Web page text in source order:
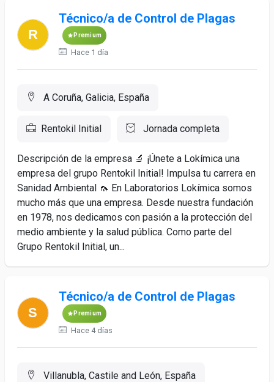
Técnico/a de Control de Plagas
Premium
Hace 1 día
A Coruña, Galicia, España
Rentokil Initial Jornada completa
Descripción de la empresa 🔬 ¡Únete a Lokímica una
empresa del grupo Rentokil Initial! Impulsa tu carrera en
Sanidad Ambiental 🦟 En Laboratorios Lokímica somos
mucho más que una empresa. Desde nuestra fundación
en 1978, nos dedicamos con pasión a la protección del
medio ambiente y la salud pública. Como parte del
Grupo Rentokil Initial, un...
Técnico/a de Control de Plagas
Premium
Hace 4 días
Villanubla, Castile and León, España